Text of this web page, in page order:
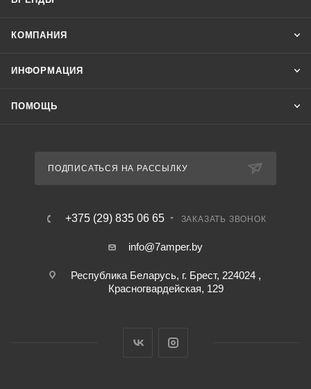
КОМПАНИЯ
ИНФОРМАЦИЯ
ПОМОЩЬ
ПОДПИСАТЬСЯ НА РАССЫЛКУ
+375 (29) 835 06 65 ЗАКАЗАТЬ ЗВОНОК
info@7amper.by
Республика Беларусь, г. Брест, 224024 ,
Красногвардейская, 129